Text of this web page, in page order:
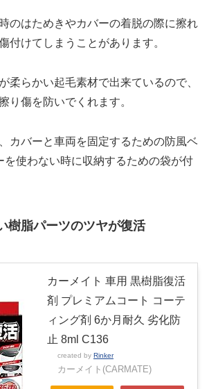
のはためきやカバーの着脱の際に擦れ
付けてしまうことがあります。
柔らかい起毛素材で出来ているので、
り傷を防いでくれます。
カバーと車両を固定するための防風ベ
を使わない時に収納するための袋が付
樹脂パーツのツヤが復活
カーメイト 車用 黒樹脂復活
剤 プレミアムコート コーテ
ィング剤 6か月耐久 劣化防
止 8ml C136
created by Rinker
カーメイト(CARMATE)